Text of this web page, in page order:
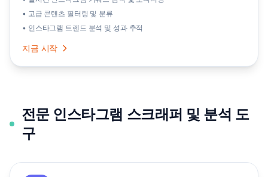
• 고급 콘텐츠 필터링 및 분류
• 인스타그램 트렌드 분석 및 성과 추적
지금 시작
전문 인스타그램 스크래퍼 및 분석 도
구